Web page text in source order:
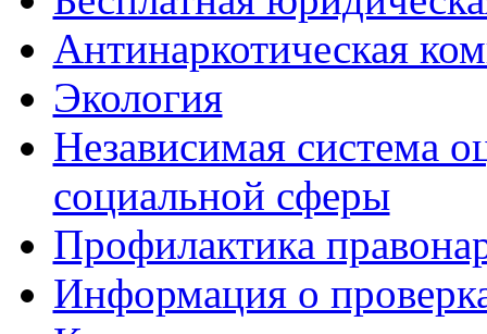
Антинаркотическая
Экология
Независимая система
социальной сферы
Профилактика
Информация о